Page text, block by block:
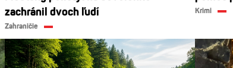
zachránil dvoch ľudí
Zahraničie
Krimi